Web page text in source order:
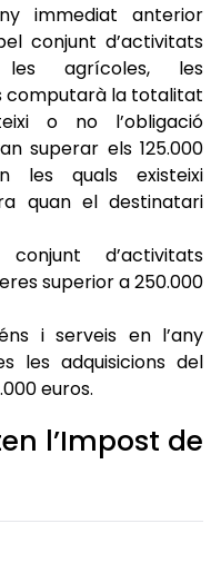
immediat anterior
conjunt d’activitats
les agrícoles, les
computarà la totalitat
o no l’obligació
superar els 125.000
les quals existeixi
quan el destinatari
d’activitats
superior a 250.000
i serveis en l’any
les adquisicions del
euros.
l’Impost de